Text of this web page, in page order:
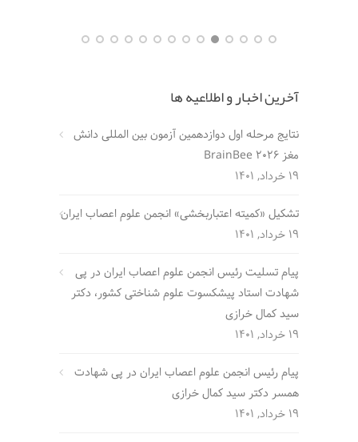
آخرین اخبار و اطلاعیه ها
نتایج مرحله اول دوازدهمین آزمون بین المللی دانش
مغز BrainBee 2026
19 خرداد, 1401
تشکیل «کمیته اعتباربخشی» انجمن علوم اعصاب ایران
19 خرداد, 1401
پیام تسلیت رئیس انجمن علوم اعصاب ایران در پی
شهادت استاد پیشکسوت علوم شناختی کشور، دکتر
سید کمال خرازی
19 خرداد, 1401
پیام رئیس انجمن علوم اعصاب ایران در پی شهادت
همسر دکتر سید کمال خرازی
19 خرداد, 1401